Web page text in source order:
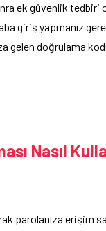
ek güvenlik
giriş yapmanız
gelen doğrulama
Nasıl
parolanıza erişim